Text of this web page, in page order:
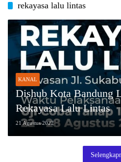
rekayasa lalu lintas
KANAL
Dishub Kota Bandung
Rekayasa Lalu Lintas
21 Agustus 2022